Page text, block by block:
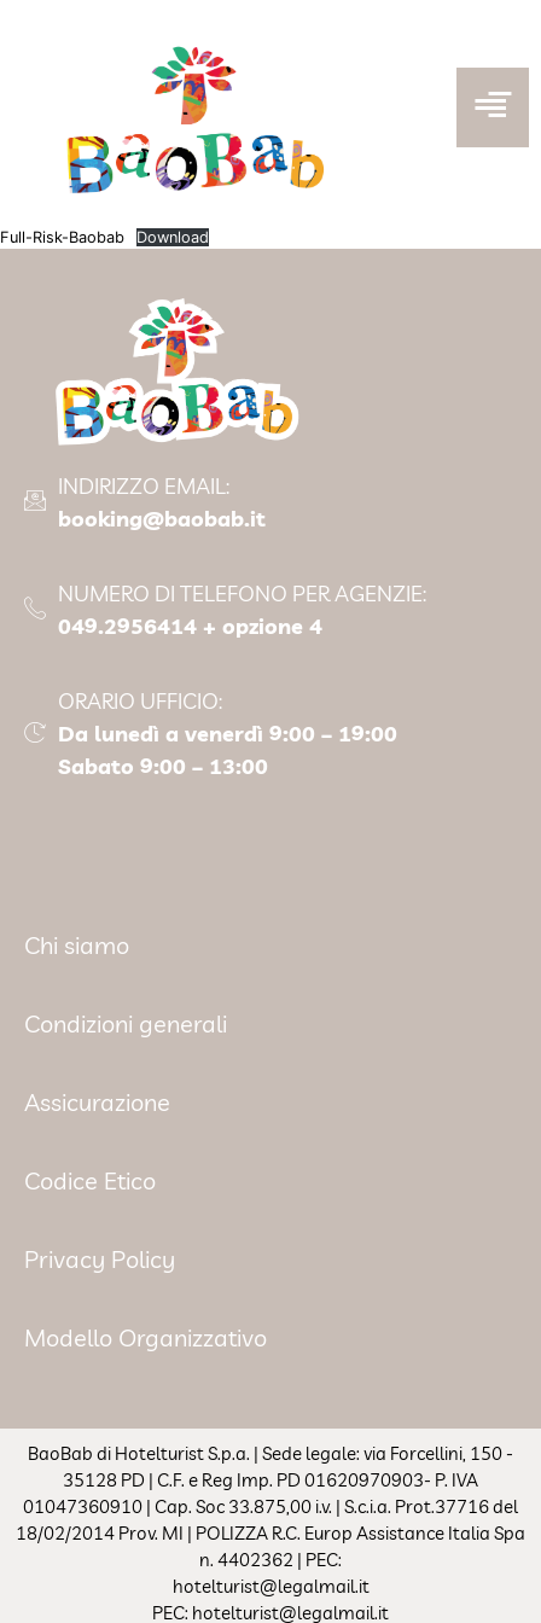
Full-Risk-Baobab Download
INDIRIZZO EMAIL:
booking@baobab.it
NUMERO DI TELEFONO PER AGENZIE:
049.2956414 + opzione 4
ORARIO UFFICIO:
Da lunedì a venerdì 9:00 – 19:00
Sabato 9:00 – 13:00
Chi siamo
Condizioni generali
Assicurazione
Codice Etico
Privacy Policy
Modello Organizzativo
BaoBab di Hotelturist S.p.a. | Sede legale: via Forcellini, 150 -
35128 PD | C.F. e Reg Imp. PD 01620970903- P. IVA
01047360910 | Cap. Soc 33.875,00 i.v. | S.c.i.a. Prot.37716 del
18/02/2014 Prov. MI | POLIZZA R.C. Europ Assistance Italia Spa
n. 4402362 | PEC:
hotelturist@legalmail.it
PEC: hotelturist@legalmail.it